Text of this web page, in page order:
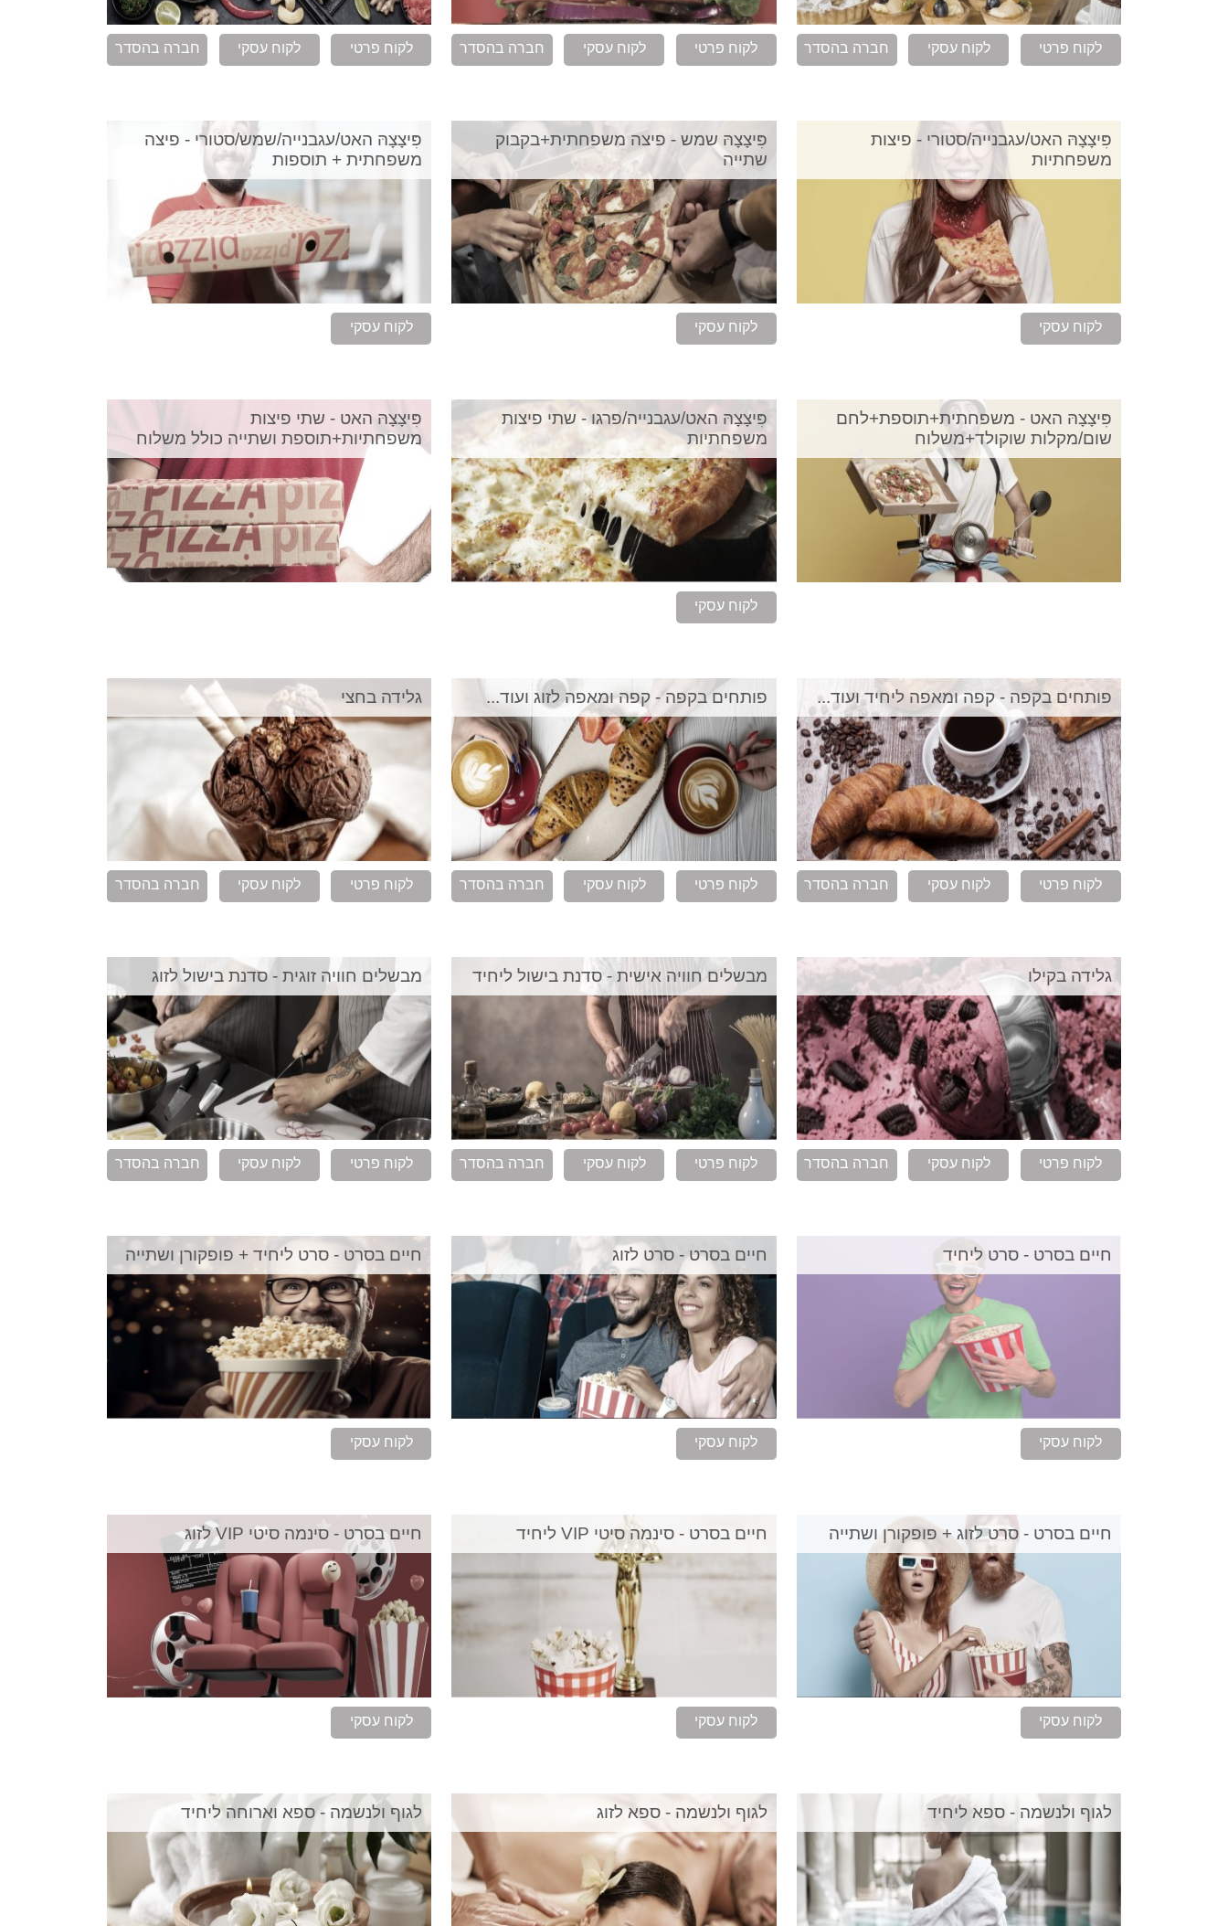
לקוח פרטי לקוח עסקי חברה בהסדר לקוח פרטי לקוח עסקי חברה בהסדר לקוח פרטי לקוח עסקי חברה בהסדר
פִּיצָצָהּ האט/עגבנייה/סטורי - פיצות
משפחתיות
לקוח עסקי
פִּיצָצָהּ שמש - פיצה משפחתית+בקבוק
שתייה
לקוח עסקי
פִּיצָצָהּ האט/עגבנייה/שמש/סטורי - פיצה
משפחתית + תוספות
לקוח עסקי
פִּיצָצָהּ האט - משפחתית+תוספת+לחם
שום/מקלות שוקולד+משלוח
פִּיצָצָהּ האט/עגבנייה/פרגו - שתי פיצות
משפחתיות
לקוח עסקי
פִּיצָצָהּ האט - שתי פיצות
משפחתיות+תוספת ושתייה כולל משלוח
פותחים בקפה - קפה ומאפה ליחיד ועוד...
לקוח פרטי לקוח עסקי חברה בהסדר
פותחים בקפה - קפה ומאפה לזוג ועוד...
לקוח פרטי לקוח עסקי חברה בהסדר
גלידה בחצי
לקוח פרטי לקוח עסקי חברה בהסדר
גלידה בקילו
לקוח פרטי לקוח עסקי חברה בהסדר
מבשלים חוויה אישית - סדנת בישול ליחיד
לקוח פרטי לקוח עסקי חברה בהסדר
מבשלים חוויה זוגית - סדנת בישול לזוג
לקוח פרטי לקוח עסקי חברה בהסדר
חיים בסרט - סרט ליחיד
לקוח עסקי
חיים בסרט - סרט לזוג
לקוח עסקי
חיים בסרט - סרט ליחיד + פופקורן ושתייה
לקוח עסקי
חיים בסרט - סרט לזוג + פופקורן ושתייה
לקוח עסקי
חיים בסרט - סינמה סיטי VIP ליחיד
לקוח עסקי
חיים בסרט - סינמה סיטי VIP לזוג
לקוח עסקי
לגוף ולנשמה - ספא ליחיד לגוף ולנשמה - ספא לזוג לגוף ולנשמה - ספא וארוחה ליחיד